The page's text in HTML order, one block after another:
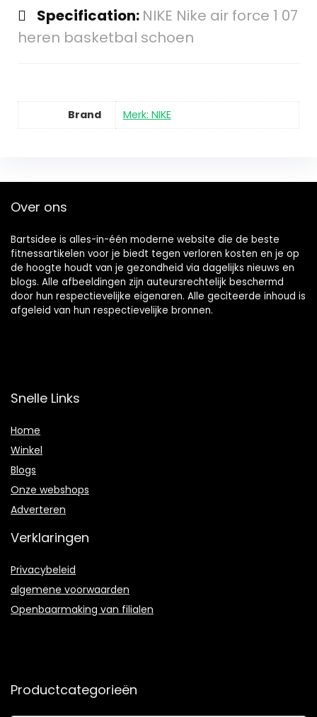
Specification: NIKE Nike air force 1 07
heren basketbal schoen
Brand Merk: NIKE
Over ons
Bartsidee is alles-in-één moderne website die de beste
fitnessartikelen voor je biedt tegen verloren kosten en je op
de hoogte houdt van je gezondheid via dagelijks nieuws en
blogs. Alle afbeeldingen zijn auteursrechtelijk beschermd
door hun respectievelijke eigenaren. Alle geciteerde inhoud is
afgeleid van hun respectievelijke bronnen.
Snelle Links
Home
Winkel
Blogs
Onze webshops
Adverteren
Verklaringen
Privacybeleid
algemene voorwaarden
Openbaarmaking van filialen
Productcategorieën